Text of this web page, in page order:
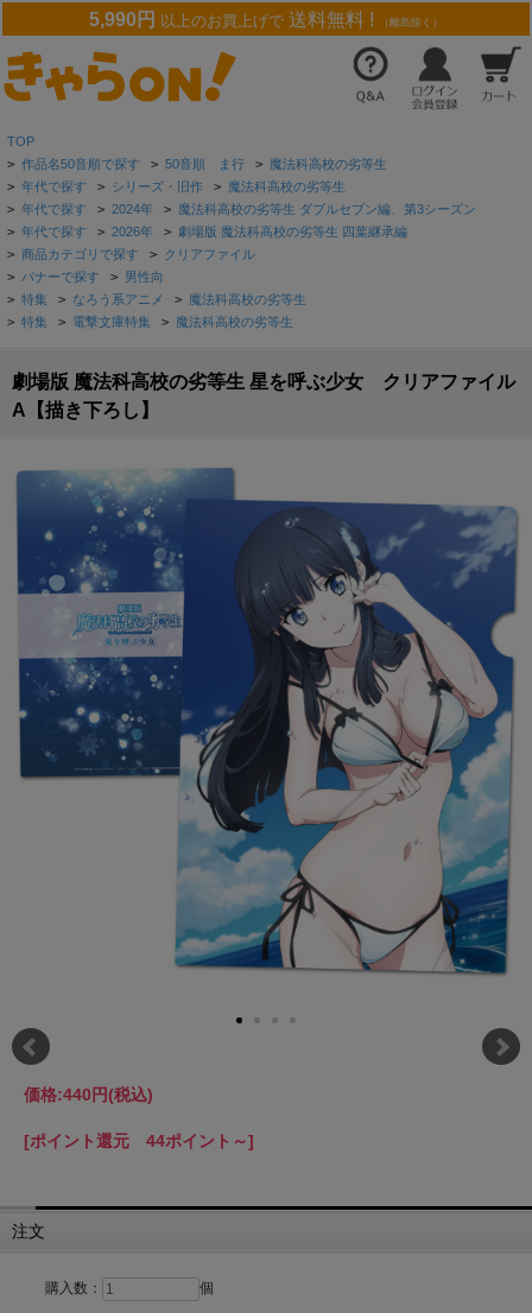
5,990円 以上のお買上げで 送料無料 ! （離島除く）
TOP
> 作品名50音順で探す > 50音順 ま行 > 魔法科高校の劣等生
> 年代で探す > シリーズ・旧作 > 魔法科高校の劣等生
> 年代で探す > 2024年 > 魔法科高校の劣等生 ダブルセブン編、第3シーズン
> 年代で探す > 2026年 > 劇場版 魔法科高校の劣等生 四葉継承編
> 商品カテゴリで探す > クリアファイル
> バナーで探す > 男性向
> 特集 > なろう系アニメ > 魔法科高校の劣等生
> 特集 > 電撃文庫特集 > 魔法科高校の劣等生
劇場版 魔法科高校の劣等生 星を呼ぶ少女 クリアファイル
A【描き下ろし】
価格:440円(税込)
[ポイント還元 44ポイント～]
注文
購入数： 個